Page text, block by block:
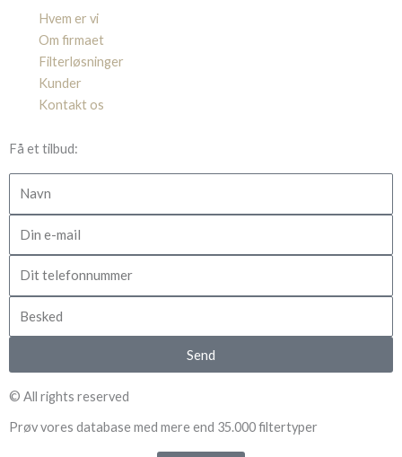
Hvem er vi
Om firmaet
Filterløsninger
Kunder
Kontakt os
Få et tilbud:
Send
© All rights reserved
Prøv vores database med mere end 35.000 filtertyper​